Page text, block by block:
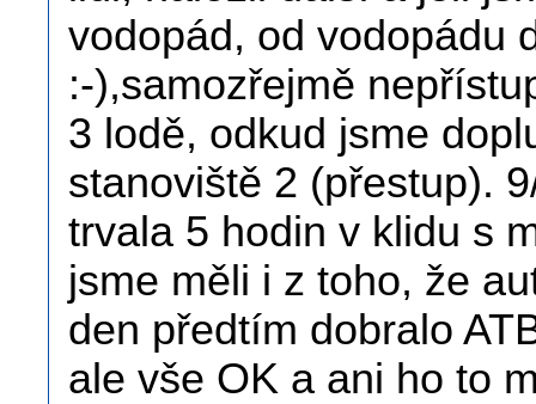
vodopád, od vodopádu
:-),samozřejmě
3 lodě, odkud jsme
stanoviště 2 (přestup).
trvala 5 hodin v klidu s
jsme měli i z toho, že
den předtím dobralo
ale vše OK a ani ho to